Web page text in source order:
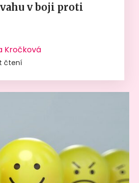
v boji proti
Kročková
čtení